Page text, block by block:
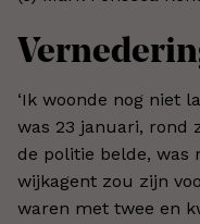
‘Ik woonde nog niet
was 23 januari, rond
de politie belde, was
wijkagent zou zijn
waren met twee en